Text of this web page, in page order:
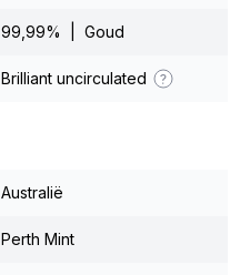
99,99% | Goud
Brilliant uncirculated
Australië
Perth Mint